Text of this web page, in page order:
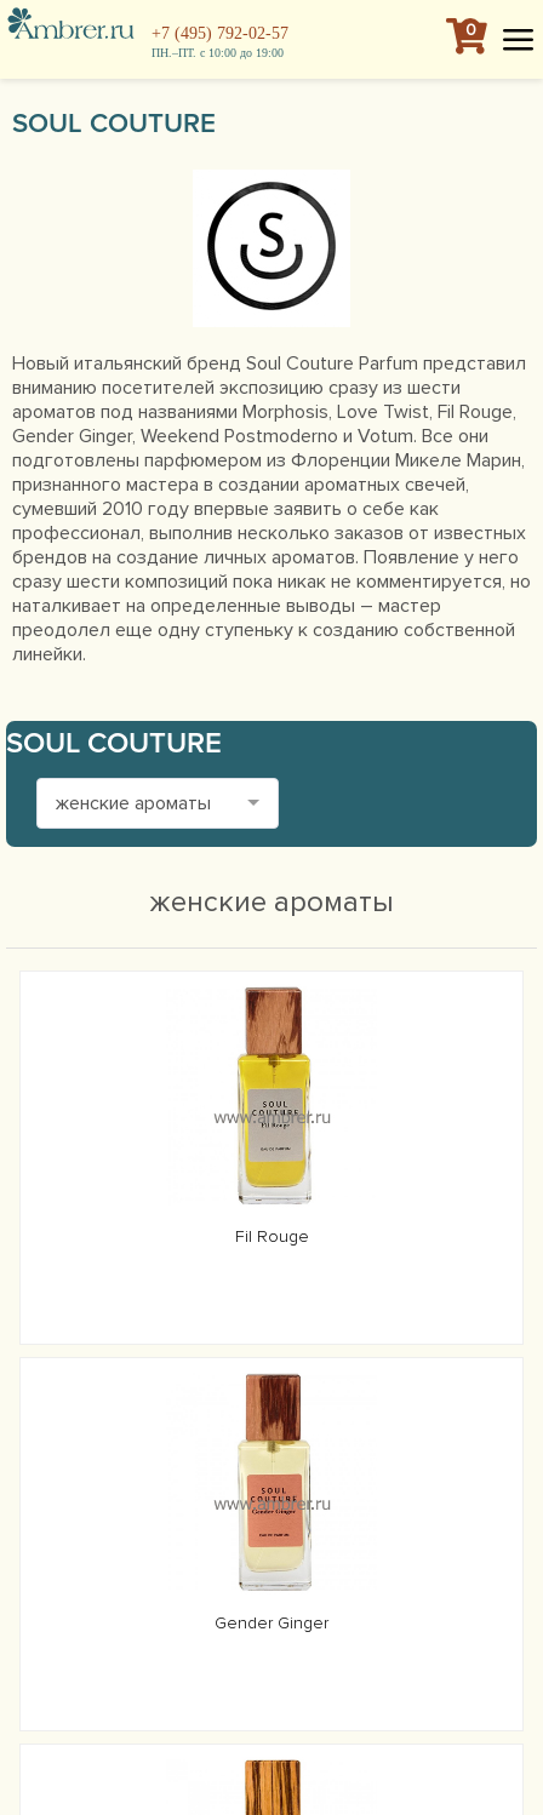
+7 (495) 792-02-57
ПН.–ПТ. с 10:00 до 19:00
0
SOUL COUTURE
Новый итальянский бренд Soul Couture Parfum представил
вниманию посетителей экспозицию сразу из шести
ароматов под названиями Morphosis, Love Twist, Fil Rouge,
Gender Ginger, Weekend Postmoderno и Votum. Все они
подготовлены парфюмером из Флоренции Микеле Марин,
признанного мастера в создании ароматных свечей,
сумевший 2010 году впервые заявить о себе как
профессионал, выполнив несколько заказов от известных
брендов на создание личных ароматов. Появление у него
сразу шести композиций пока никак не комментируется, но
наталкивает на определенные выводы – мастер
преодолел еще одну ступеньку к созданию собственной
линейки.
SOUL COUTURE
женские ароматы
женские ароматы
Fil Rouge
Gender Ginger